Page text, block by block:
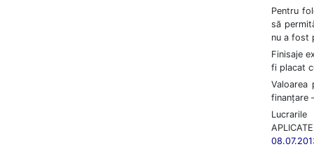
Pentru
să
nu a fost
Finisaje
fi placat
finanţare
Lucrarile